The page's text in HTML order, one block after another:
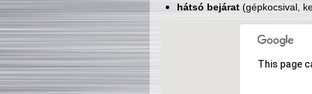
hátsó bejárat(gépkocsival,
This page